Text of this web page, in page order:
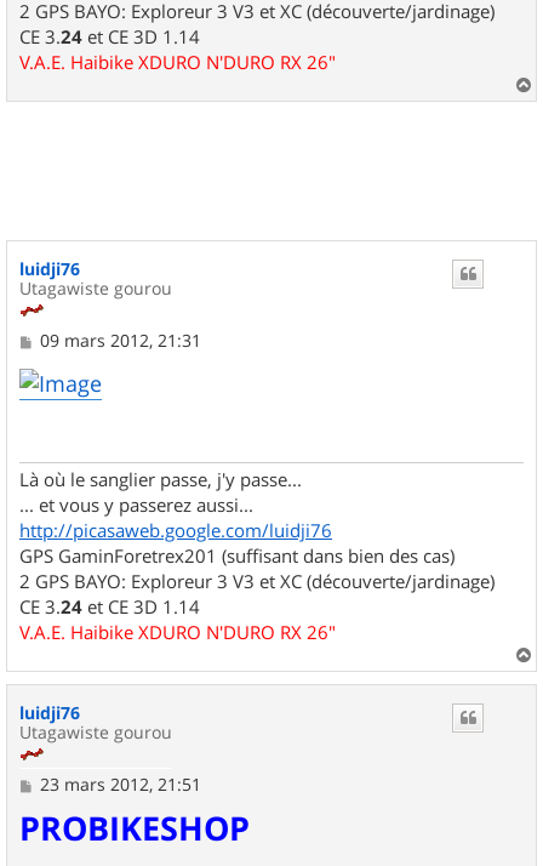
2 GPS BAYO: Exploreur 3 V3 et XC (découverte/jardinage)
CE 3.24 et CE 3D 1.14
V.A.E. Haibike XDURO N'DURO RX 26"
a
luidji76
Utagawiste gourou
M
s
s
09 mars 2012, 21:31
Là où le sanglier passe, j'y passe...
... et vous y passerez aussi...
http://picasaweb.google.com/luidji76
GPS GaminForetrex201 (suffisant dans bien des cas)
2 GPS BAYO: Exploreur 3 V3 et XC (découverte/jardinage)
CE 3.24 et CE 3D 1.14
V.A.E. Haibike XDURO N'DURO RX 26"
a
luidji76
Utagawiste gourou
M
s
23 mars 2012, 21:51
PROBIKESHOP